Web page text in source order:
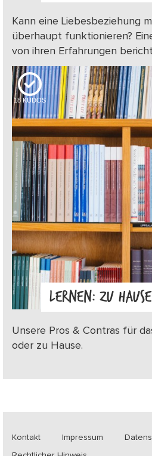
Kann eine Liebesbeziehung
überhaupt funktionieren?
von ihren Erfahrungen
18 KUDOS
LERNEN: ZU
Unsere Pros & Contras für
oder zu Hause.
Kontakt Impressum